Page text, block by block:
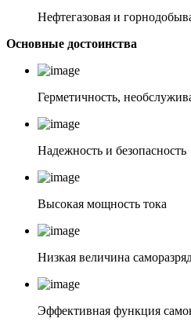
Нефтегазовая и
Основные достоинства
Герметичность,
Надежность и безопасность
Высокая мощность тока
Низкая величина
Эффективная функция